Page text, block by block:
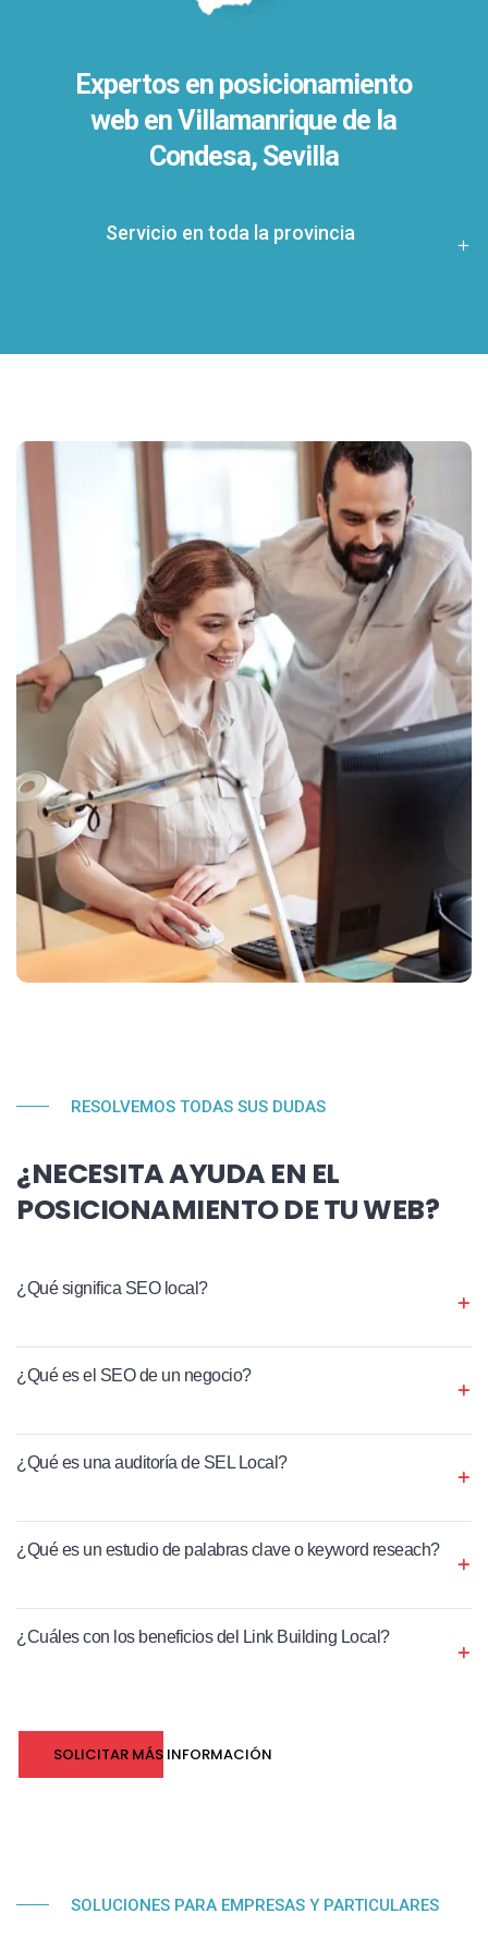
Expertos en posicionamiento
web en Villamanrique de la
Condesa, Sevilla
Servicio en toda la provincia
RESOLVEMOS TODAS SUS DUDAS
¿NECESITA AYUDA EN EL
POSICIONAMIENTO DE TU WEB?
¿Qué significa SEO local?
¿Qué es el SEO de un negocio?
¿Qué es una auditoría de SEL Local?
¿Qué es un estudio de palabras clave o keyword reseach?
¿Cuáles con los beneficios del Link Building Local?
SOLICITAR MÁS INFORMACIÓN
SOLUCIONES PARA EMPRESAS Y PARTICULARES